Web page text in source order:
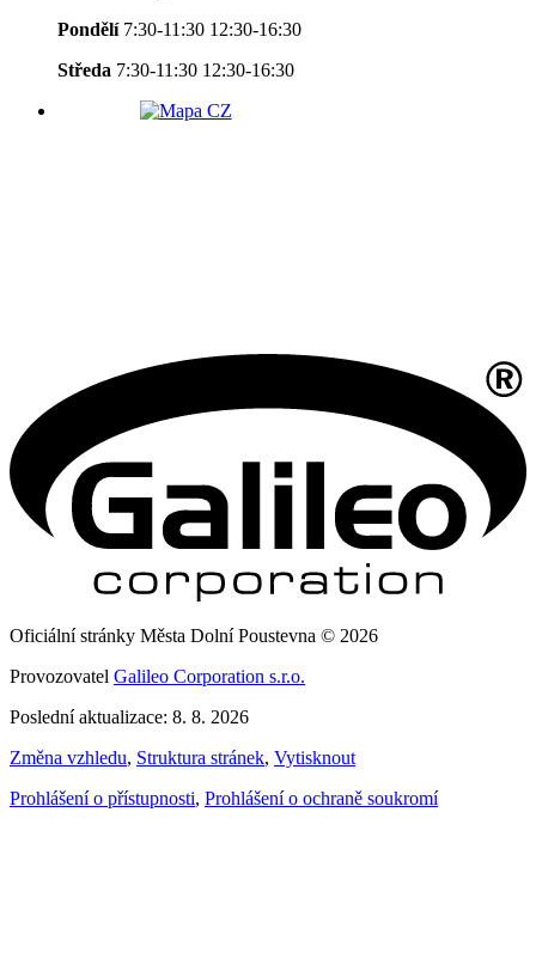
Pondělí 7:30-11:30 12:30-16:30
Středa 7:30-11:30 12:30-16:30
Oficiální stránky Města Dolní Poustevna © 2026
Provozovatel Galileo Corporation s.r.o.
Poslední aktualizace: 8. 8. 2026
Změna vzhledu, Struktura stránek, Vytisknout
Prohlášení o přístupnosti, Prohlášení o ochraně soukromí